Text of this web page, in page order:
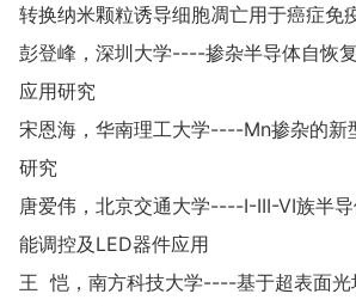
转换纳米颗粒诱导细胞凋亡用于癌症免
彭登峰，深圳大学----掺杂半导体自恢
应用研究
宋恩海，华南理工大学----Mn掺杂的新
研究
唐爱伟，北京交通大学----I-III-VI族半
能调控及LED器件应用
王 恺，南方科技大学----基于超表面光